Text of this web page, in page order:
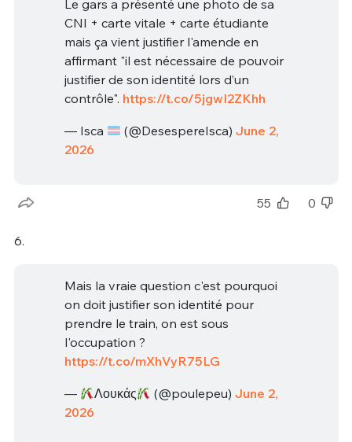
Le gars a présenté une photo de sa
CNI + carte vitale + carte étudiante
mais ça vient justifier l'amende en
affirmant "il est nécessaire de pouvoir
justifier de son identité lors d’un
contrôle". https://t.co/5jgwI2ZKhh
— Isca (@DesespereIsca) June 2,
2026
55 0
6.
Mais la vraie question c'est pourquoi
on doit justifier son identité pour
prendre le train, on est sous
l'occupation ?
https://t.co/mXhVyR75LG
— Λουκάς (@poulepeu) June 2,
2026